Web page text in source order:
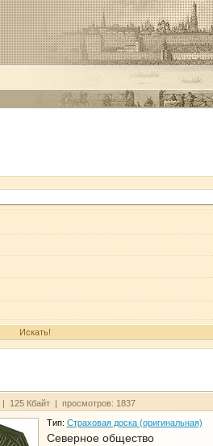
| 125 Кбайт | просмотров: 1837
Тип: Страховая доска (оригинальная)
Северное общество